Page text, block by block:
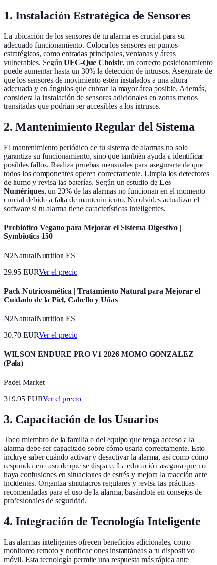
1. Instalación Estratégica de Sensores
La ubicación de los sensores de tu alarma es crucial para su
adecuado funcionamiento. Coloca los sensores en puntos
estratégicos, como entradas principales, ventanas y áreas
vulnerables. Según UFC-Que Choisir, un correcto posicionamiento
puede aumentar hasta un 30% la detección de intrusos. Asegúrate de
que los sensores de movimiento estén instalados a una altura
adecuada y en ángulos que cubran la mayor área posible. Además,
considera la instalación de sensores adicionales en zonas menos
transitadas que podrían ser accesibles a los intrusos.
2. Mantenimiento Regular del Sistema
El mantenimiento periódico de tu sistema de alarmas no solo
garantiza su funcionamiento, sino que también ayuda a identificar
posibles fallos. Realiza pruebas mensuales para asegurarte de que
todos los componentes operen correctamente. Limpia los detectores
de humo y revisa las baterías. Según un estudio de Les
Numériques, un 20% de las alarmas no funcionan en el momento
crucial debido a falta de mantenimiento. No olvides actualizar el
software si tu alarma tiene características inteligentes.
Probiótico Vegano para Mejorar el Sistema Digestivo |
Symbiotics 150
N2NaturalNutrition ES
29.95 EURVer el precio
Pack Nutricosmética | Tratamiento Natural para Mejorar el
Cuidado de la Piel, Cabello y Uñas
N2NaturalNutrition ES
30.70 EURVer el precio
WILSON ENDURE PRO V1 2026 MOMO GONZALEZ
(Pala)
Padel Market
319.95 EURVer el precio
3. Capacitación de los Usuarios
Todo miembro de la familia o del equipo que tenga acceso a la
alarma debe ser capacitado sobre cómo usarla correctamente. Esto
incluye saber cuándo activar y desactivar la alarma, así como cómo
responder en caso de que se dispare. La educación asegura que no
haya confusiones en situaciones de estrés y mejora la reacción ante
incidentes. Organiza simulacros regulares y revisa las prácticas
recomendadas para el uso de la alarma, basándote en consejos de
profesionales de seguridad.
4. Integración de Tecnología Inteligente
Las alarmas inteligentes ofrecen beneficios adicionales, como
monitoreo remoto y notificaciones instantáneas a tu dispositivo
móvil. Esta tecnología permite una respuesta más rápida ante